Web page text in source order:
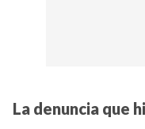
La denuncia que